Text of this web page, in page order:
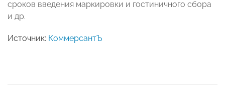
сроков введения маркировки и гостиничного сбора
и др.
Источник: КоммерсантЪ